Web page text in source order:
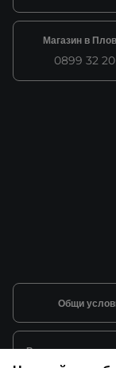
Магазин в
0899 32
Общи
Видове и цена за